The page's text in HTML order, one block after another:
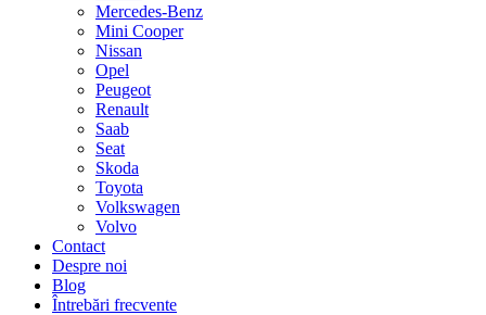
Mercedes-Benz
Mini Cooper
Nissan
Opel
Peugeot
Renault
Saab
Seat
Skoda
Toyota
Volkswagen
Volvo
Contact
Despre noi
Blog
Întrebări frecvente